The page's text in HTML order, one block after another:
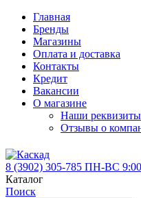
Главная
Бренды
Магазины
Оплата и доставка
Контакты
Кредит
Вакансии
О магазине
Наши реквизиты
Отзывы о
8 (3902) 305-785 ПН-ВС
Каталог
Поиск